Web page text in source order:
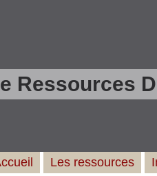
Ressources
Les ressources